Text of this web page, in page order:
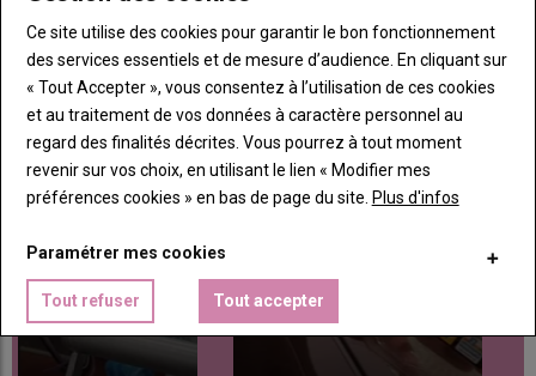
L'Allemagne a un temps d’avance sur le
bien-être du porc
23 juillet 2022
Ce site utilise des cookies pour garantir le bon fonctionnement
des services essentiels et de mesure d’audience. En cliquant sur
« Tout Accepter », vous consentez à l’utilisation de ces cookies
et au traitement de vos données à caractère personnel au
regard des finalités décrites. Vous pourrez à tout moment
revenir sur vos choix, en utilisant le lien « Modifier mes
préférences cookies » en bas de page du site. Plus d'infos
Paramétrer mes cookies
Tout refuser Tout accepter